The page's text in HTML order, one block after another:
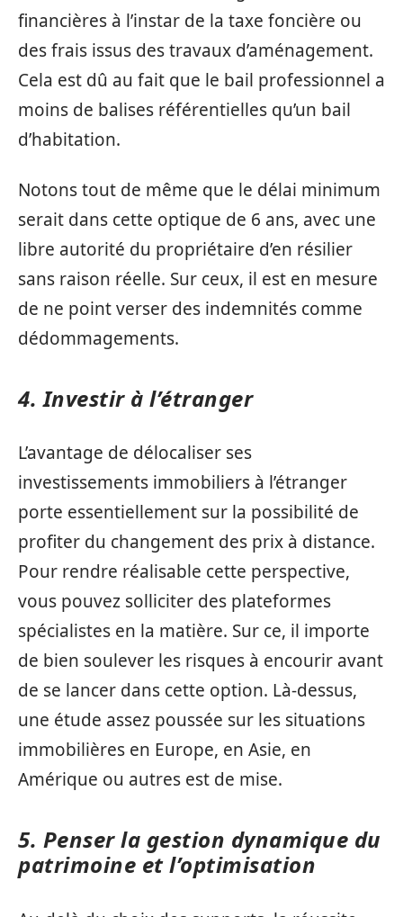
financières à l’instar de la taxe foncière ou
des frais issus des travaux d’aménagement.
Cela est dû au fait que le bail professionnel a
moins de balises référentielles qu’un bail
d’habitation.
Notons tout de même que le délai minimum
serait dans cette optique de 6 ans, avec une
libre autorité du propriétaire d’en résilier
sans raison réelle. Sur ceux, il est en mesure
de ne point verser des indemnités comme
dédommagements.
4. Investir à l’étranger
L’avantage de délocaliser ses
investissements immobiliers à l’étranger
porte essentiellement sur la possibilité de
profiter du changement des prix à distance.
Pour rendre réalisable cette perspective,
vous pouvez solliciter des plateformes
spécialistes en la matière. Sur ce, il importe
de bien soulever les risques à encourir avant
de se lancer dans cette option. Là-dessus,
une étude assez poussée sur les situations
immobilières en Europe, en Asie, en
Amérique ou autres est de mise.
5. Penser la gestion dynamique du
patrimoine et l’optimisation